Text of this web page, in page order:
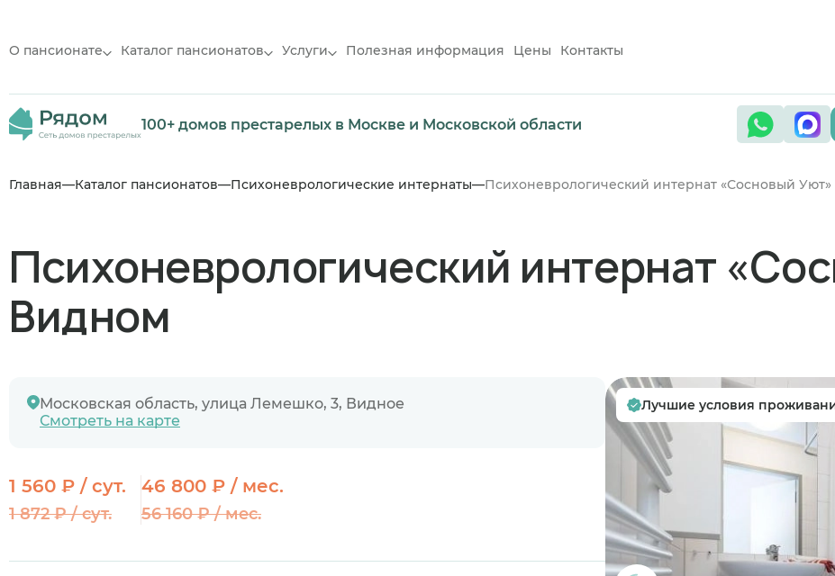
О пансионате Каталог пансионатов Услуги Полезная информация Цены Контакты
100+ домов престарелых в Москве и Московской области
Главная Каталог пансионатов Психоневрологические интернаты Психоневрологический интернат «Сосновый
Психоневрологический интернат
Видном
Московская область, улица Лемешко, 3, Видное
Смотреть на карте
1 560 ₽ / сут.
1 872 ₽ / сут.
46 800 ₽ / мес.
56 160 ₽ / мес.
Лучшие условия